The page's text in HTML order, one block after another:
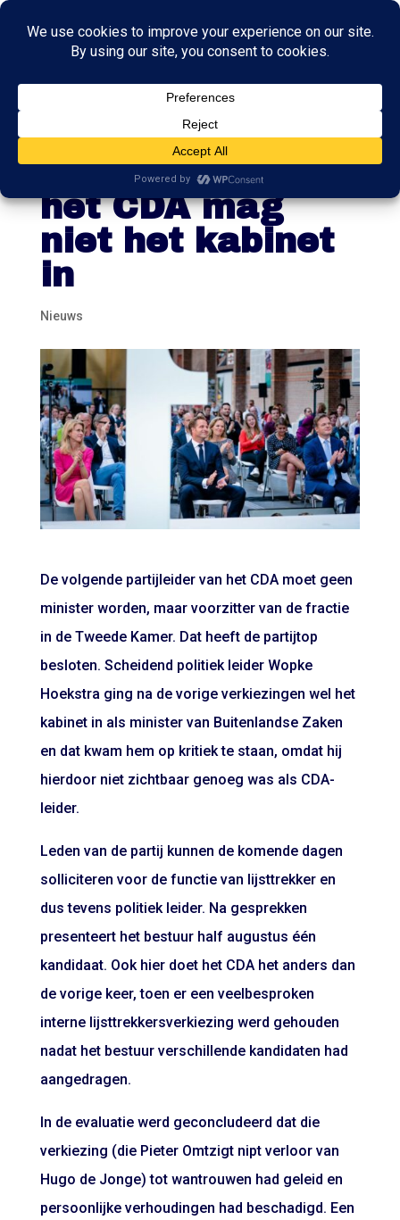
Volgende
partijleider van
het CDA mag
niet het kabinet
in
Nieuws
De volgende partijleider van het CDA moet geen
minister worden, maar voorzitter van de fractie
in de Tweede Kamer. Dat heeft de partijtop
besloten. Scheidend politiek leider Wopke
Hoekstra ging na de vorige verkiezingen wel het
kabinet in als minister van Buitenlandse Zaken
en dat kwam hem op kritiek te staan, omdat hij
hierdoor niet zichtbaar genoeg was als CDA-
leider.
Leden van de partij kunnen de komende dagen
solliciteren voor de functie van lijsttrekker en
dus tevens politiek leider. Na gesprekken
presenteert het bestuur half augustus één
kandidaat. Ook hier doet het CDA het anders dan
de vorige keer, toen er een veelbesproken
interne lijsttrekkersverkiezing werd gehouden
nadat het bestuur verschillende kandidaten had
aangedragen.
In de evaluatie werd geconcludeerd dat die
verkiezing (die Pieter Omtzigt nipt verloor van
Hugo de Jonge) tot wantrouwen had geleid en
persoonlijke verhoudingen had beschadigd. Een